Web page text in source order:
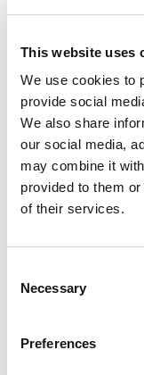
This website uses
We use cookies to
provide social
We also share
our social media,
may combine it
provided to them
of their services.
Selection
Necessary
Preferences